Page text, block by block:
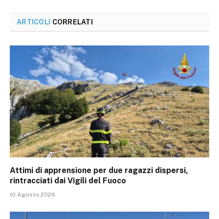
ARTICOLI CORRELATI
Attimi di apprensione per due ragazzi dispersi,
rintracciati dai Vigili del Fuoco
10 Agosto 2026